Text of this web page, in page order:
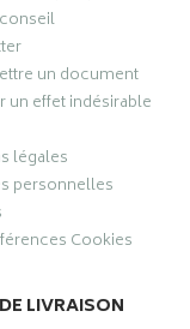
un document
un effet indésirable
légales
personnelles
Cookies
LIVRAISON